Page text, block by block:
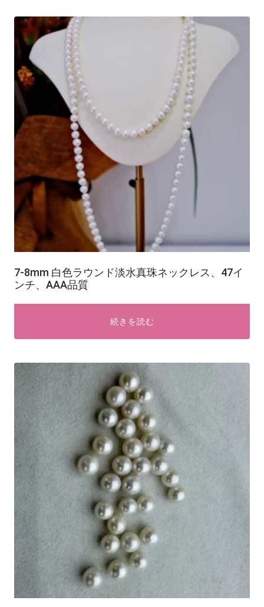
7-8mm 白色ラウンド淡水真珠ネックレス、47イ
ンチ、AAA品質
続きを読む